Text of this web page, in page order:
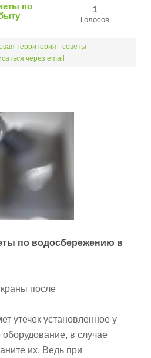
по
1
Голосов
территория - советы
через email
по водосбережению в
после
утечек установленное у
оборудование, в случае
их. Ведь при